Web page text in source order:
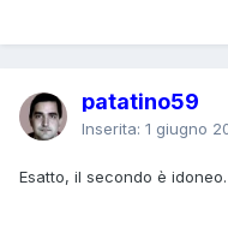
patatino59
Inserita: 1 giugno
Esatto, il secondo è idoneo.